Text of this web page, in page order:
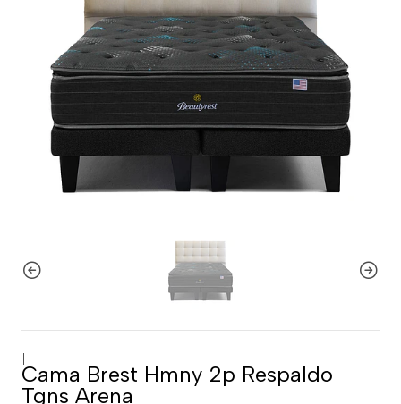
|
Cama Brest Hmny 2p Respaldo
Tgns Arena